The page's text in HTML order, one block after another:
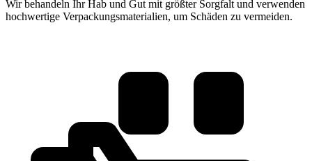
Wir behandeln Ihr Hab und Gut mit größter Sorgfalt und verwenden
hochwertige Verpackungsmaterialien, um Schäden zu vermeiden.